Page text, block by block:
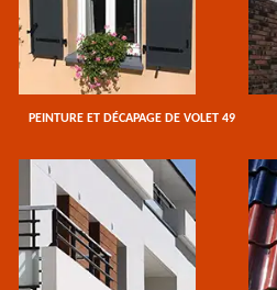
PEINTURE ET DÉCAPAGE DE VOLET 49